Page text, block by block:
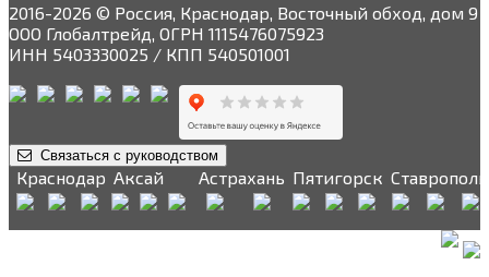
2016-2026 © Россия, Краснодар, Восточный обход, дом 9
ООО Глобалтрейд, ОГРН 1115476075923
ИНН 5403330025 / КПП 540501001
Связаться с руководством
Краснодар Аксай Астрахань Пятигорск Ставрополь